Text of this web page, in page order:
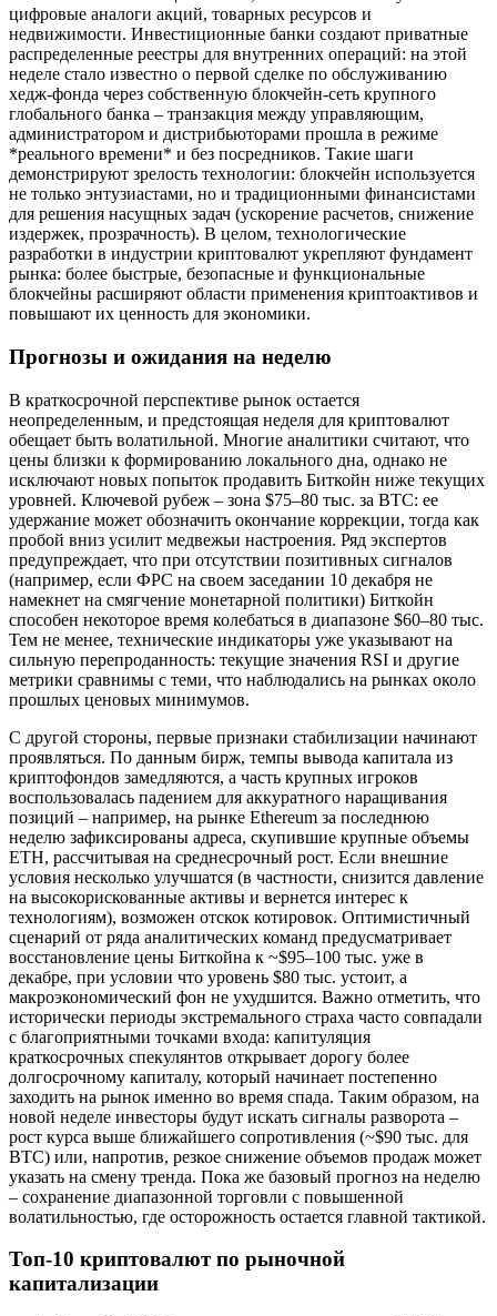
цифровые аналоги акций, товарных ресурсов и
недвижимости. Инвестиционные банки создают приватные
распределенные реестры для внутренних операций: на этой
неделе стало известно о первой сделке по обслуживанию
хедж-фонда через собственную блокчейн-сеть крупного
глобального банка – транзакция между управляющим,
администратором и дистрибьюторами прошла в режиме
*реального времени* и без посредников. Такие шаги
демонстрируют зрелость технологии: блокчейн используется
не только энтузиастами, но и традиционными финансистами
для решения насущных задач (ускорение расчетов, снижение
издержек, прозрачность). В целом, технологические
разработки в индустрии криптовалют укрепляют фундамент
рынка: более быстрые, безопасные и функциональные
блокчейны расширяют области применения криптоактивов и
повышают их ценность для экономики.
Прогнозы и ожидания на неделю
В краткосрочной перспективе рынок остается
неопределенным, и предстоящая неделя для криптовалют
обещает быть волатильной. Многие аналитики считают, что
цены близки к формированию локального дна, однако не
исключают новых попыток продавить Биткойн ниже текущих
уровней. Ключевой рубеж – зона $75–80 тыс. за BTC: ее
удержание может обозначить окончание коррекции, тогда как
пробой вниз усилит медвежьи настроения. Ряд экспертов
предупреждает, что при отсутствии позитивных сигналов
(например, если ФРС на своем заседании 10 декабря не
намекнет на смягчение монетарной политики) Биткойн
способен некоторое время колебаться в диапазоне $60–80 тыс.
Тем не менее, технические индикаторы уже указывают на
сильную перепроданность: текущие значения RSI и другие
метрики сравнимы с теми, что наблюдались на рынках около
прошлых ценовых минимумов.
С другой стороны, первые признаки стабилизации начинают
проявляться. По данным бирж, темпы вывода капитала из
криптофондов замедляются, а часть крупных игроков
воспользовалась падением для аккуратного наращивания
позиций – например, на рынке Ethereum за последнюю
неделю зафиксированы адреса, скупившие крупные объемы
ETH, рассчитывая на среднесрочный рост. Если внешние
условия несколько улучшатся (в частности, снизится давление
на высокорискованные активы и вернется интерес к
технологиям), возможен отскок котировок. Оптимистичный
сценарий от ряда аналитических команд предусматривает
восстановление цены Биткойна к ~$95–100 тыс. уже в
декабре, при условии что уровень $80 тыс. устоит, а
макроэкономический фон не ухудшится. Важно отметить, что
исторически периоды экстремального страха часто совпадали
с благоприятными точками входа: капитуляция
краткосрочных спекулянтов открывает дорогу более
долгосрочному капиталу, который начинает постепенно
заходить на рынок именно во время спада. Таким образом, на
новой неделе инвесторы будут искать сигналы разворота –
рост курса выше ближайшего сопротивления (~$90 тыс. для
BTC) или, напротив, резкое снижение объемов продаж может
указать на смену тренда. Пока же базовый прогноз на неделю
– сохранение диапазонной торговли с повышенной
волатильностью, где осторожность остается главной тактикой.
Топ-10 криптовалют по рыночной
капитализации